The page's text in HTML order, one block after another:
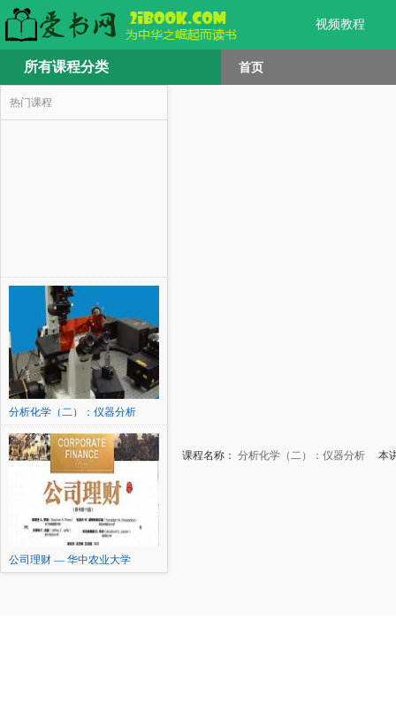
视频教程
所有课程分类 首页
热门课程
分析化学（二）：仪器分析
公司理财 — 华中农业大学
课程名称： 分析化学（二）：仪器分析 本